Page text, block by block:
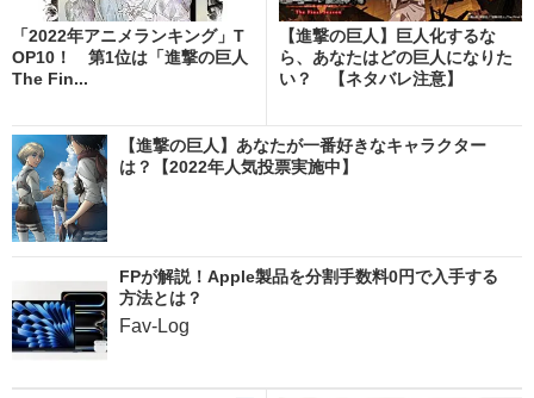
「2022年アニメランキング」T
OP10！ 第1位は「進撃の巨人
The Fin...
【進撃の巨人】巨人化するな
ら、あなたはどの巨人になりた
い？ 【ネタバレ注意】
【進撃の巨人】あなたが一番好きなキャラクター
は？【2022年人気投票実施中】
FPが解説！Apple製品を分割手数料0円で入手する
方法とは？
Fav-Log